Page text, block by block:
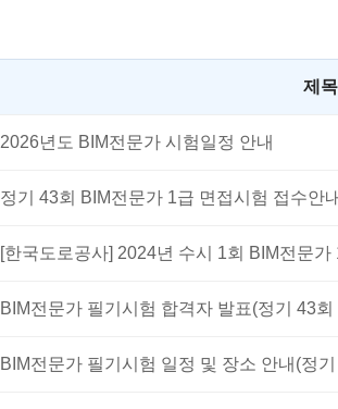
제목
2026년도 BIM전문가 시험일정 안내
정기 43회 BIM전문가 1급 면접시험 접수안내
[한국도로공사] 2024년 수시 1회 BIM전문
BIM전문가 필기시험 합격자 발표(정기 43
BIM전문가 필기시험 일정 및 장소 안내(정